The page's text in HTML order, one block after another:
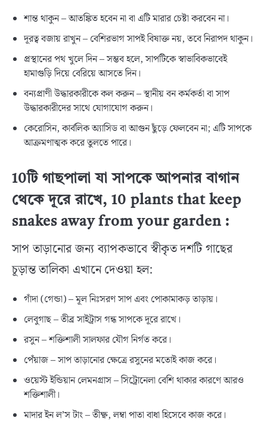
শান্ত থাকুন – আতঙ্কিত হবেন না বা এটি মারার চেষ্টা করবেন না।
দূরত্ব বজায় রাখুন – বেশিরভাগ সাপই বিষাক্ত নয়, তবে নিরাপদ থাকুন।
প্রস্থানের পথ খুলে দিন – সম্ভব হলে, সাপটিকে স্বাভাবিকভাবেই
হামাগুড়ি দিয়ে বেরিয়ে আসতে দিন।
বন্যপ্রাণী উদ্ধারকারীকে কল করুন – স্থানীয় বন কর্মকর্তা বা সাপ
উদ্ধারকারীদের সাথে যোগাযোগ করুন।
কেরোসিন, কার্বলিক অ্যাসিড বা আগুন ছুঁড়ে ফেলবেন না; এটি সাপকে
আক্রমণাত্মক করে তুলতে পারে।
10টি গাছপালা যা সাপকে আপনার বাগান
থেকে দূরে রাখে, 10 plants that keep
snakes away from your garden :
সাপ তাড়ানোর জন্য ব্যাপকভাবে স্বীকৃত দশটি গাছের
চূড়ান্ত তালিকা এখানে দেওয়া হল:
গাঁদা (গেন্ডা) – মূল নিঃসরণ সাপ এবং পোকামাকড় তাড়ায়।
লেবুগাছ – তীব্র সাইট্রাস গন্ধ সাপকে দূরে রাখে।
রসুন – শক্তিশালী সালফার যৌগ নির্গত করে।
পেঁয়াজ – সাপ তাড়ানোর ক্ষেত্রে রসুনের মতোই কাজ করে।
ওয়েস্ট ইন্ডিয়ান লেমনগ্রাস – সিট্রোনেলা বেশি থাকার কারণে আরও
শক্তিশালী।
মাদার ইন ল’স টাং – তীক্ষ্ণ, লম্বা পাতা বাধা হিসেবে কাজ করে।